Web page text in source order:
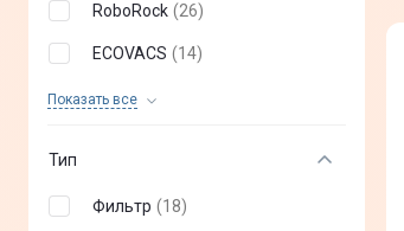
RoboRock (26)
ECOVACS (14)
Показать все
EUREKA
Тип
Фильтр (18)